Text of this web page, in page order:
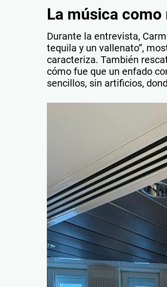
La música
Durante la entrevista,
tequila y un vallenato”,
caracteriza. También
cómo fue que un enfado
sencillos, sin artificios,